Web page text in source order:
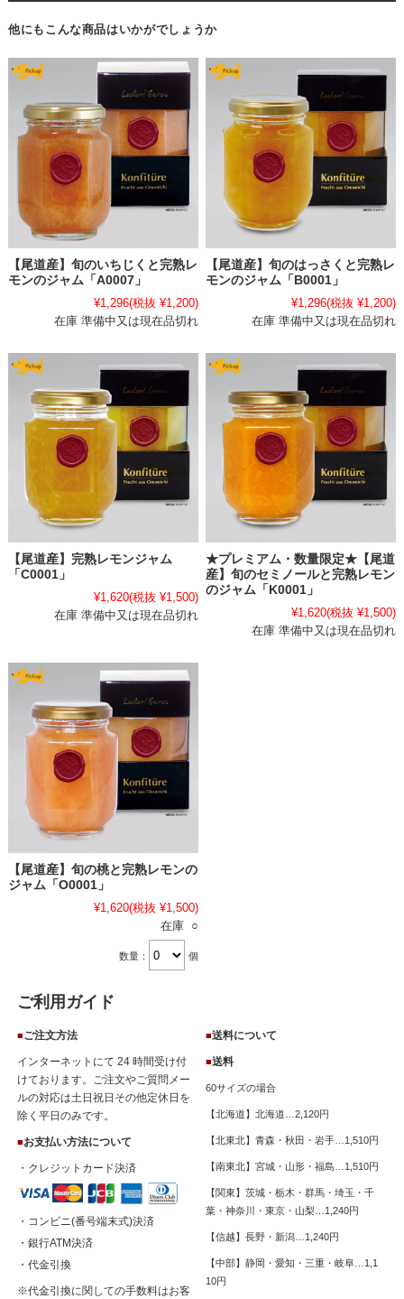
他にもこんな商品はいかがでしょうか
【尾道産】旬のいちじくと完熟レ
モンのジャム「A0007」
¥1,296(税抜 ¥1,200)
在庫 準備中又は現在品切れ
【尾道産】旬のはっさくと完熟レ
モンのジャム「B0001」
¥1,296(税抜 ¥1,200)
在庫 準備中又は現在品切れ
【尾道産】完熟レモンジャム
「C0001」
¥1,620(税抜 ¥1,500)
在庫 準備中又は現在品切れ
★プレミアム・数量限定★【尾道
産】旬のセミノールと完熟レモン
のジャム「K0001」
¥1,620(税抜 ¥1,500)
在庫 準備中又は現在品切れ
【尾道産】旬の桃と完熟レモンの
ジャム「O0001」
¥1,620(税抜 ¥1,500)
在庫 ○
数量： 個
ご利用ガイド
■ご注文方法
インターネットにて 24 時間受け付
けております。ご注文やご質問メー
ルの対応は土日祝日その他定休日を
除く平日のみです。
■お支払い方法について
・クレジットカード決済
・コンビニ(番号端末式)決済
・銀行ATM決済
・代金引換
※代金引換に関しての手数料はお客
■送料について
■送料
60サイズの場合
【北海道】北海道…2,120円
【北東北】青森・秋田・岩手…1,510円
【南東北】宮城・山形・福島…1,510円
【関東】茨城・栃木・群馬・埼玉・千
葉・神奈川・東京・山梨…1,240円
【信越】長野・新潟…1,240円
【中部】静岡・愛知・三重・岐阜…1,1
10円